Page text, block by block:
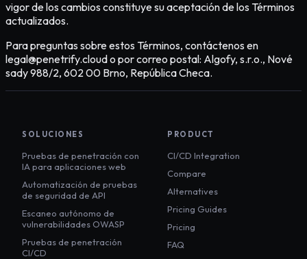
vigor de los cambios constituye su aceptación de los Términos
actualizados.
Para preguntas sobre estos Términos, contáctenos en
legal@penetrify.cloud o por correo postal: Algofy, s.r.o., Nové
sady 988/2, 602 00 Brno, República Checa.
SOLUCIONES
Pruebas de penetración con
IA para aplicaciones web
Automatización de pruebas
de seguridad de API
Escaneo autónomo de
vulnerabilidades OWASP
Pruebas de penetración
CI/CD
PRODUCT
CI/CD Integration
Compare
Alternatives
Pricing Guides
Pricing
FAQ